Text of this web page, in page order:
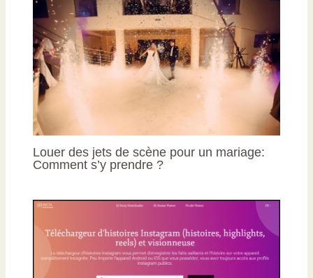
Louer des jets de scène pour un mariage:
Comment s’y prendre ?